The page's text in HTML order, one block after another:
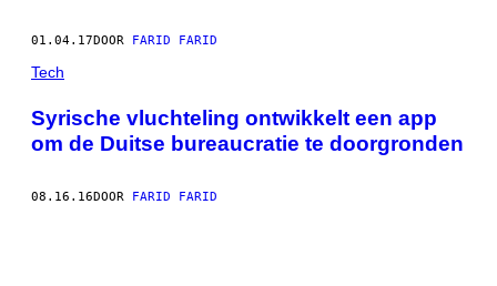
01.04.17DOOR FARID FARID
Tech
Syrische vluchteling ontwikkelt een app
om de Duitse bureaucratie te doorgronden
08.16.16DOOR FARID FARID